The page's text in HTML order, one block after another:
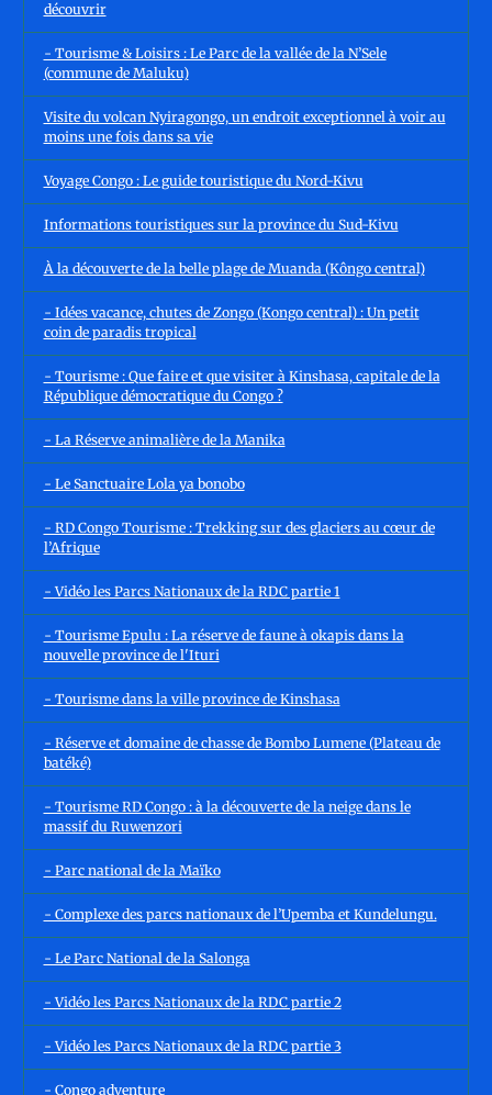
découvrir
- Tourisme & Loisirs : Le Parc de la vallée de la N’Sele
(commune de Maluku)
Visite du volcan Nyiragongo, un endroit exceptionnel à voir au
moins une fois dans sa vie
Voyage Congo : Le guide touristique du Nord-Kivu
Informations touristiques sur la province du Sud-Kivu
À la découverte de la belle plage de Muanda (Kôngo central)
- Idées vacance, chutes de Zongo (Kongo central) : Un petit
coin de paradis tropical
- Tourisme : Que faire et que visiter à Kinshasa, capitale de la
République démocratique du Congo ?
- La Réserve animalière de la Manika
- Le Sanctuaire Lola ya bonobo
- RD Congo Tourisme : Trekking sur des glaciers au cœur de
l’Afrique
- Vidéo les Parcs Nationaux de la RDC partie 1
- Tourisme Epulu : La réserve de faune à okapis dans la
nouvelle province de l'Ituri
- Tourisme dans la ville province de Kinshasa
- Réserve et domaine de chasse de Bombo Lumene (Plateau de
batéké)
- Tourisme RD Congo : à la découverte de la neige dans le
massif du Ruwenzori
- Parc national de la Maïko
- Complexe des parcs nationaux de l’Upemba et Kundelungu.
- Le Parc National de la Salonga
- Vidéo les Parcs Nationaux de la RDC partie 2
- Vidéo les Parcs Nationaux de la RDC partie 3
- Congo adventure